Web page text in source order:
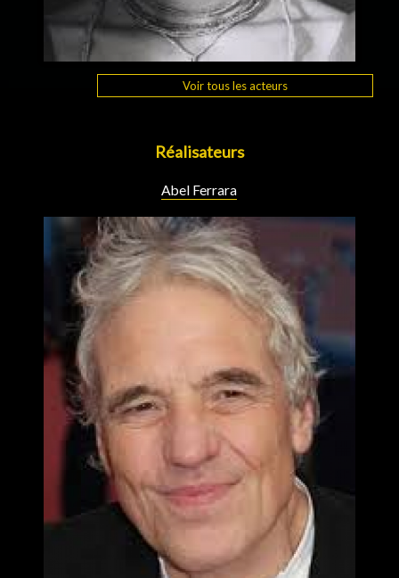
Voir tous les acteurs
Réalisateurs
Abel Ferrara